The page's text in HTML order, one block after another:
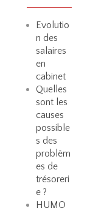
Evolutio
n des
salaires
en
cabinet
Quelles
sont les
causes
possible
s des
problèm
es de
trésoreri
e ?
HUMO